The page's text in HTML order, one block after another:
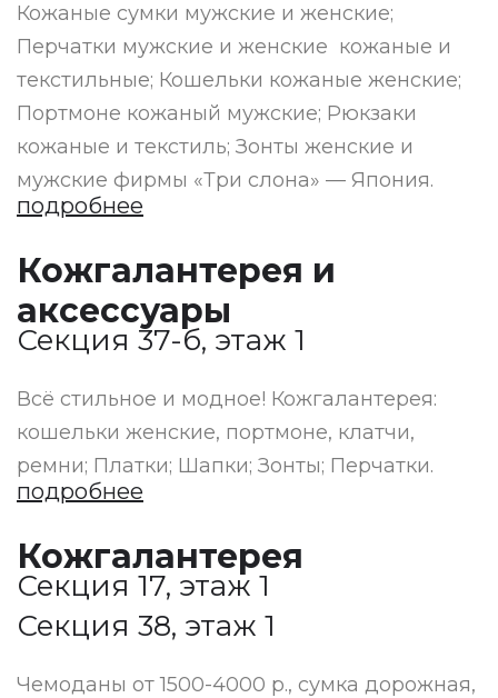
Кожаные сумки мужские и женские;
Перчатки мужские и женские кожаные и
текстильные; Кошельки кожаные женские;
Портмоне кожаный мужские; Рюкзаки
кожаные и текстиль; Зонты женские и
мужские фирмы «Три слона» — Япония.
подробнее
Кожгалантерея и
аксессуары
Секция 37-б, этаж 1
Всё стильное и модное! Кожгалантерея:
кошельки женские, портмоне, клатчи,
ремни; Платки; Шапки; Зонты; Перчатки.
подробнее
Кожгалантерея
Секция 17, этаж 1
Секция 38, этаж 1
Чемоданы от 1500-4000 р., сумка дорожная,